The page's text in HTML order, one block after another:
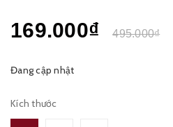
169.000₫ 495.000₫
Đang cập nhật
Kích thước